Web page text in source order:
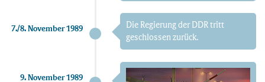
Die Regierung der DDR tritt
geschlossen zurück.
7./8. November 1989
9. November 1989